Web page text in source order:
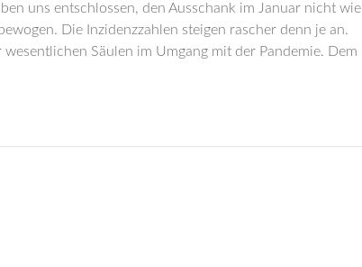
uns entschlossen, den Ausschank im Januar nicht wie
Die Inzidenzzahlen steigen rascher denn je an.
Säulen im Umgang mit der Pandemie. Dem